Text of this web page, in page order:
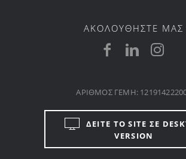
ΑΚΟΛΟΥΘΗΣΤΕ ΜΑΣ
ΔΕΙΤΕ ΤΟ SITE ΣΕ
VERSION
ΑΡΙΘΜΟΣ ΓΕΜΗ: